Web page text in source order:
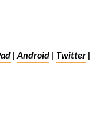
|Android | Twitter |